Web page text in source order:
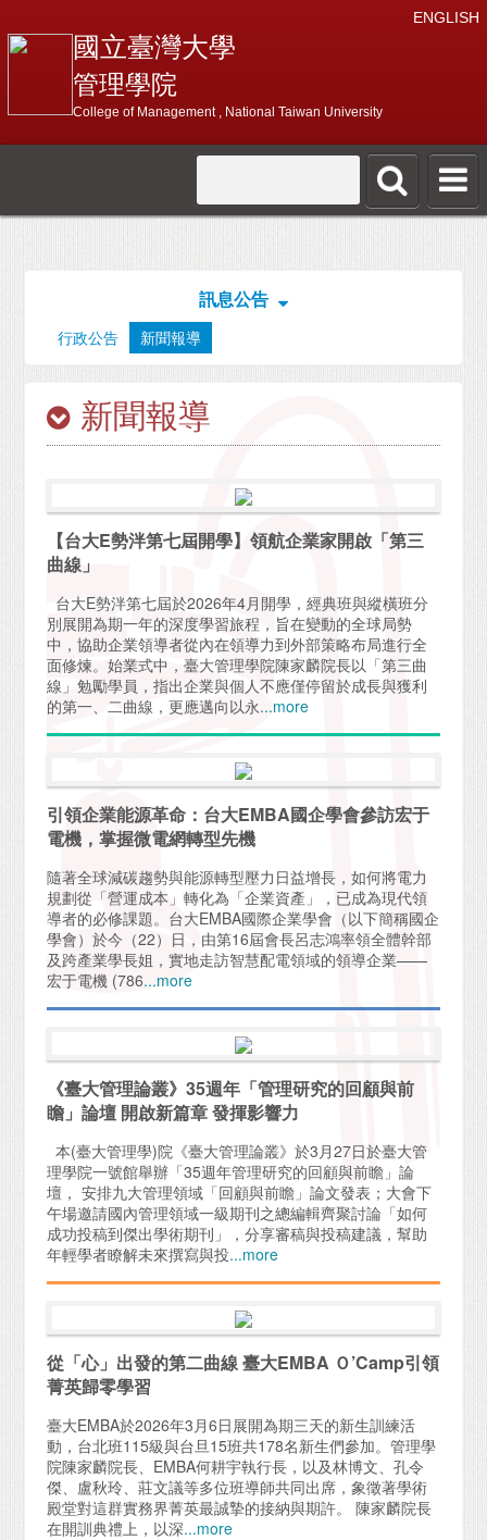
ENGLISH
國立臺灣大學
管理學院
College of Management , National Taiwan University
訊息公告
行政公告 新聞報導
新聞報導
【台大E勢泮第七屆開學】領航企業家開啟「第三
曲線」
台大E勢泮第七屆於2026年4月開學，經典班與縱橫班分
別展開為期一年的深度學習旅程，旨在變動的全球局勢
中，協助企業領導者從內在領導力到外部策略布局進行全
面修煉。始業式中，臺大管理學院陳家麟院長以「第三曲
線」勉勵學員，指出企業與個人不應僅停留於成長與獲利
的第一、二曲線，更應邁向以永...more
引領企業能源革命：台大EMBA國企學會參訪宏于
電機，掌握微電網轉型先機
隨著全球減碳趨勢與能源轉型壓力日益增長，如何將電力
規劃從「營運成本」轉化為「企業資產」，已成為現代領
導者的必修課題。台大EMBA國際企業學會（以下簡稱國企
學會）於今（22）日，由第16屆會長呂志鴻率領全體幹部
及跨產業學長姐，實地走訪智慧配電領域的領導企業——
宏于電機 (786...more
《臺大管理論叢》35週年「管理研究的回顧與前
瞻」論壇 開啟新篇章 發揮影響力
本(臺大管理學)院《臺大管理論叢》於3月27日於臺大管
理學院一號館舉辦「35週年管理研究的回顧與前瞻」論
壇， 安排九大管理領域「回顧與前瞻」論文發表；大會下
午場邀請國內管理領域一級期刊之總編輯齊聚討論「如何
成功投稿到傑出學術期刊」，分享審稿與投稿建議，幫助
年輕學者瞭解未來撰寫與投...more
從「心」出發的第二曲線 臺大EMBA Ｏ’Camp引領
菁英歸零學習
臺大EMBA於2026年3月6日展開為期三天的新生訓練活
動，台北班115級與台旦15班共178名新生們參加。管理學
院陳家麟院長、EMBA何耕宇執行長，以及林博文、孔令
傑、盧秋玲、莊文議等多位班導師共同出席，象徵著學術
殿堂對這群實務界菁英最誠摯的接納與期許。 陳家麟院長
在開訓典禮上，以深...more